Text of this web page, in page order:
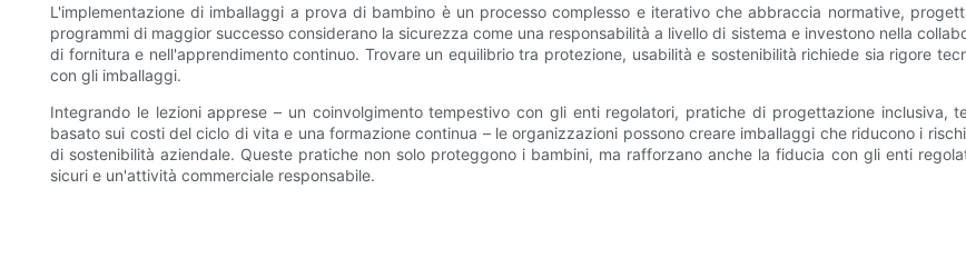
L'implementazione di imballaggi a prova di bambino è un processo complesso e iterativo che abbraccia normative,
programmi di maggior successo considerano la sicurezza come una responsabilità a livello di sistema e investono nella
di fornitura e nell'apprendimento continuo. Trovare un equilibrio tra protezione, usabilità e sostenibilità richiede sia rigore
con gli imballaggi.
Integrando le lezioni apprese – un coinvolgimento tempestivo con gli enti regolatori, pratiche di progettazione inclusiva,
basato sui costi del ciclo di vita e una formazione continua – le organizzazioni possono creare imballaggi che riducono i
di sostenibilità aziendale. Queste pratiche non solo proteggono i bambini, ma rafforzano anche la fiducia con gli enti
sicuri e un'attività commerciale responsabile.